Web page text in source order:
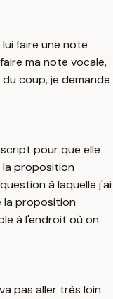
lui faire une note
ma note vocale,
coup, je demande
pour que elle
proposition
à laquelle j'ai
la proposition
à l'endroit où on
pas aller très loin